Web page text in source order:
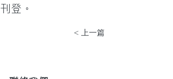
刊登。
< 上一篇